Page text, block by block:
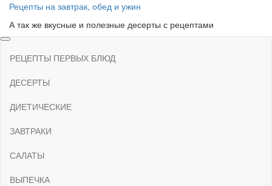
Skip
the
content
Рецепты на завтрак, обед и ужин
А так же вкусные и полезные десерты с рецептами
РЕЦЕПТЫ ПЕРВЫХ БЛЮД
ДЕСЕРТЫ
ДИЕТИЧЕСКИЕ
ЗАВТРАКИ
САЛАТЫ
ВЫПЕЧКА